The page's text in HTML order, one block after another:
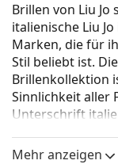
Brillen von Liu
italienische Liu
Marken, die für
Stil beliebt ist.
Brillenkollektion
Sinnlichkeit aller
Unterschrift
Liu Jo LJ2746 215
Mehr anzeigen